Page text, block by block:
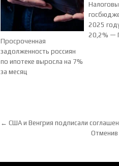
Просроченная
задолженность россиян
по ипотеке выросла на 7%
за месяц
2025
20,2% —
Навигация по
← США и Венгрия подписали
Отменив